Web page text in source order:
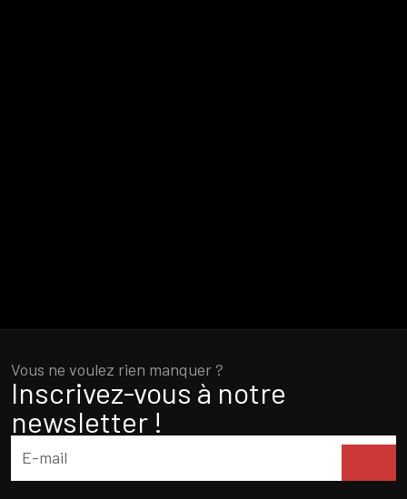
Vous ne voulez rien manquer ?
Inscrivez-vous à notre
newsletter !